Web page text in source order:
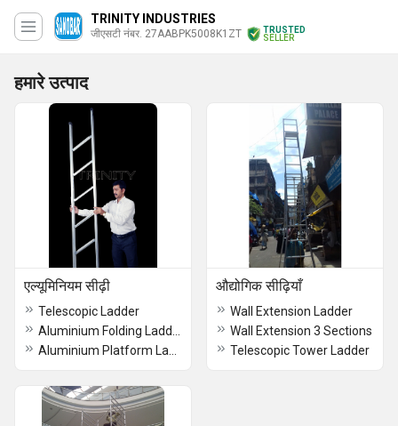
TRINITY INDUSTRIES
जीएसटी नंबर. 27AABPK5008K1ZT
TRUSTED
SELLER
हमारे उत्पाद
एल्यूमिनियम सीढ़ी
Telescopic Ladder
औद्योगिक सीढ़ियाँ
Wall Extension Ladder
Wall Extension 3 Sections
Telescopic Tower Ladder